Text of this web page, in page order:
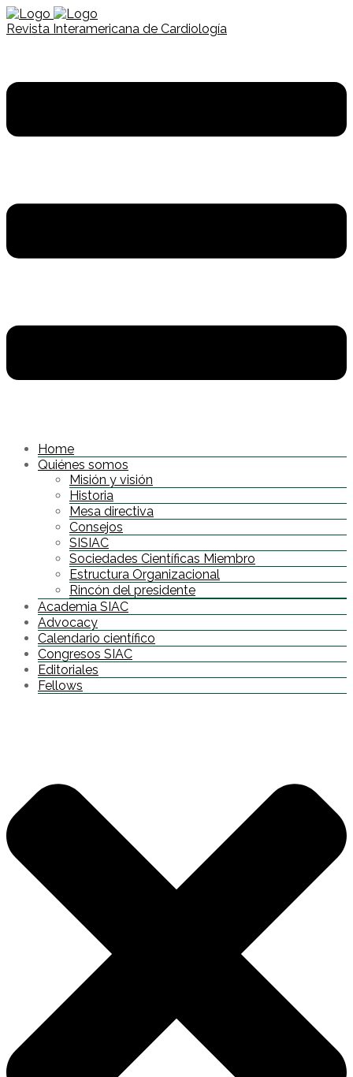
Revista Interamericana de Cardiología
Home
Quiénes somos
Misión y visión
Historia
Mesa directiva
Consejos
SISIAC
Sociedades Científicas Miembro
Estructura Organizacional
Rincón del presidente
Academia SIAC
Advocacy
Calendario científico
Congresos SIAC
Editoriales
Fellows